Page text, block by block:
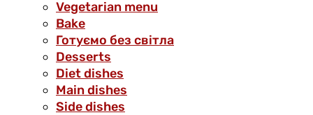
Vegetarian menu
Bake
Готуємо без світла
Desserts
Diet dishes
Main dishes
Side dishes